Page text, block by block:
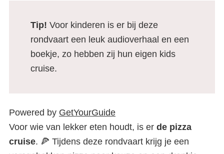
Tip! Voor kinderen is er bij deze
rondvaart een leuk audioverhaal en een
boekje, zo hebben zij hun eigen kids
cruise.
Powered by GetYourGuide
Voor wie van lekker eten houdt, is er de pizza
cruise. 🍕 Tijdens deze rondvaart krijg je een